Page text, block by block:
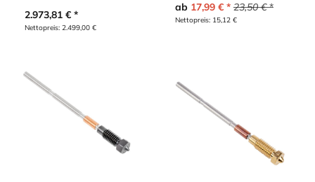
2.973,81 €
Nettopreis: 2.499,00 €
ab 17,99€ 23,50€
Nettopreis: 15,12€